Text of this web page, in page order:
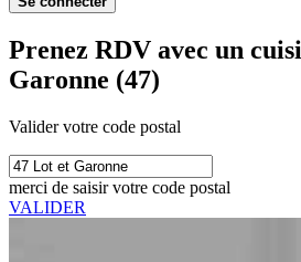
Prenez RDV avec un
Garonne (47)
Valider votre code postal
merci de saisir votre code postal
VALIDER